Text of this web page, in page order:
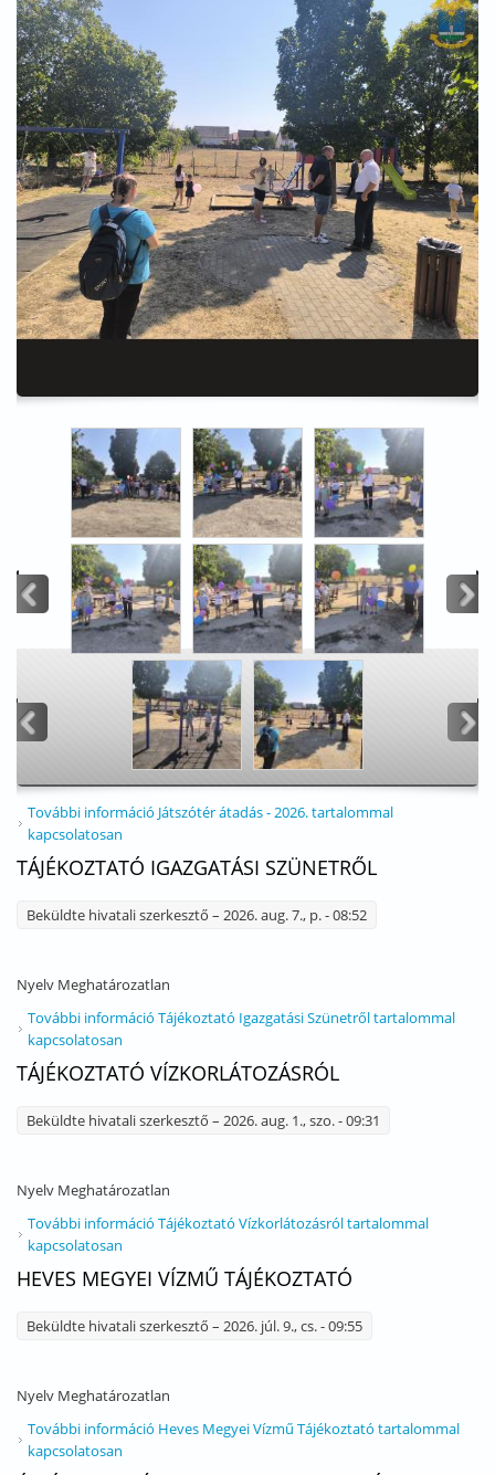
További információ Játszótér átadás - 2026. tartalommal
kapcsolatosan
TÁJÉKOZTATÓ IGAZGATÁSI SZÜNETRŐL
Beküldte hivatali szerkesztő – 2026. aug. 7., p. - 08:52
Nyelv Meghatározatlan
További információ Tájékoztató Igazgatási Szünetről tartalommal
kapcsolatosan
TÁJÉKOZTATÓ VÍZKORLÁTOZÁSRÓL
Beküldte hivatali szerkesztő – 2026. aug. 1., szo. - 09:31
Nyelv Meghatározatlan
További információ Tájékoztató Vízkorlátozásról tartalommal
kapcsolatosan
HEVES MEGYEI VÍZMŰ TÁJÉKOZTATÓ
Beküldte hivatali szerkesztő – 2026. júl. 9., cs. - 09:55
Nyelv Meghatározatlan
További információ Heves Megyei Vízmű Tájékoztató tartalommal
kapcsolatosan